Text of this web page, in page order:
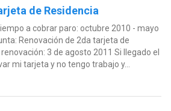
de Residencia
a cobrar paro: octubre 2010 - mayo
Renovación de 2da tarjeta de
3 de agosto 2011 Si llegado el
mi tarjeta y no tengo trabajo y...